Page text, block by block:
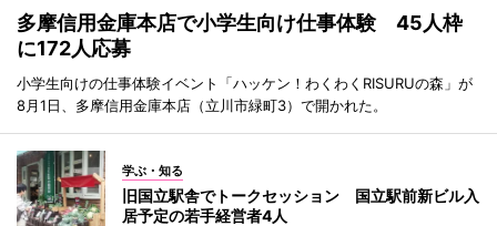
多摩信用金庫本店で小学生向け仕事体験 45人枠
に172人応募
小学生向けの仕事体験イベント「ハッケン！わくわくRISURUの森」が
8月1日、多摩信用金庫本店（立川市緑町3）で開かれた。
学ぶ・知る
旧国立駅舎でトークセッション 国立駅前新ビル入
居予定の若手経営者4人